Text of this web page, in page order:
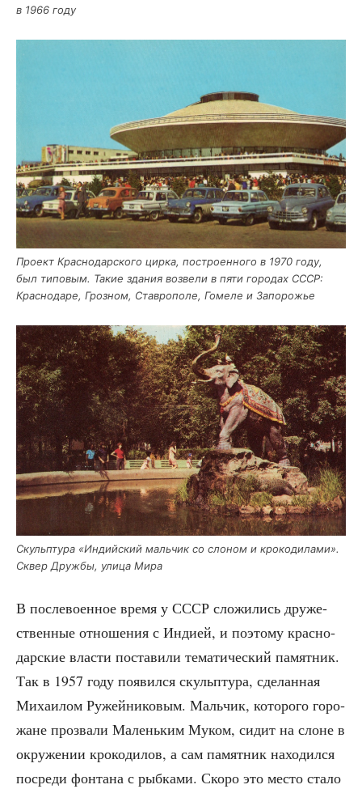
в 1966 году
Про­ект Крас­но­дар­ско­го цир­ка, постро­ен­но­го в 1970 году,
был типо­вым. Такие зда­ния воз­ве­ли в пяти горо­дах СССР:
Крас­но­да­ре, Гроз­ном, Став­ро­по­ле, Гоме­ле и Запорожье
Скульп­ту­ра «Индий­ский маль­чик со сло­ном и кро­ко­ди­ла­ми».
Сквер Друж­бы, ули­ца Мира
В после­во­ен­ное вре­мя у СССР сло­жи­лись дру­же­
ствен­ные отно­ше­ния с Инди­ей, и поэто­му крас­но­
дар­ские вла­сти поста­ви­ли тема­ти­че­ский памят­ник.
Так в 1957 году появил­ся скульп­ту­ра, сде­лан­ная
Миха­и­лом Ружей­ни­ко­вым. Маль­чик, кото­ро­го горо­
жане про­зва­ли Малень­ким Муком, сидит на слоне в
окру­же­нии кро­ко­ди­лов, а сам памят­ник нахо­дил­ся
посре­ди фон­та­на с рыб­ка­ми. Ско­ро это место ста­ло